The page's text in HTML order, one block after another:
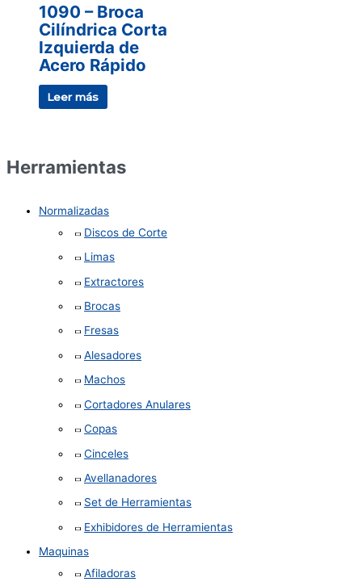
1090 – Broca
Cilíndrica Corta
Izquierda de
Acero Rápido
Leer más
Herramientas
Normalizadas
Discos de Corte
Limas
Extractores
Brocas
Fresas
Alesadores
Machos
Cortadores Anulares
Copas
Cinceles
Avellanadores
Set de Herramientas
Exhibidores de Herramientas
Maquinas
Afiladoras